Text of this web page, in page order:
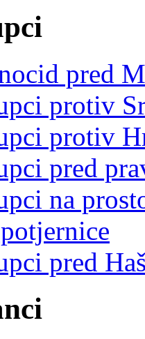
pred
protiv
protiv
pred
na
pred